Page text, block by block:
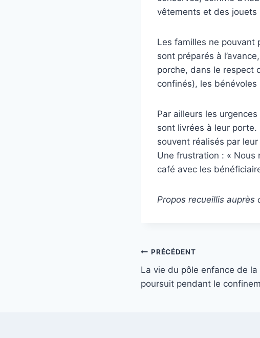
vêtements et des jouets
Les familles ne pouvant
sont préparés à
porche, dans le respect
confinés), les
Par ailleurs les
sont livrées à leur
souvent réalisés par leur
Une frustration : « Nous
café avec les
Propos recueillis auprès
Navigation
de
PRÉCÉDENT
La vie du pôle enfance de la
poursuit pendant le